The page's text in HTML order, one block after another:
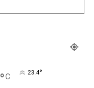
°C 23.4°